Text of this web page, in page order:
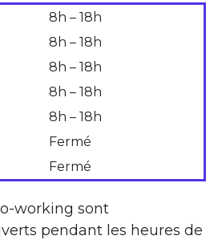
8h – 18h
8h – 18h
8h – 18h
8h – 18h
8h – 18h
Fermé
Fermé
working sont
pendant les heures de